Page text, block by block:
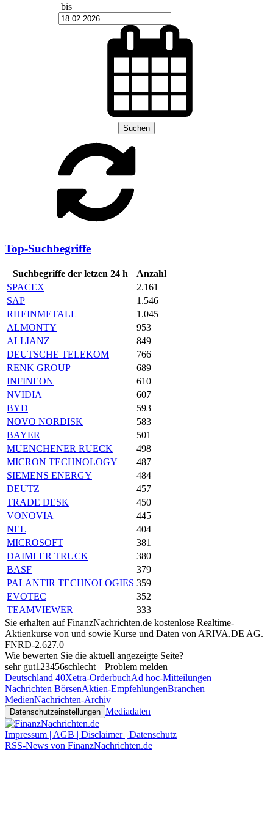
bis
Suchen
Top-Suchbegriffe
Suchbegriffe der letzen 24 h
Anzahl
SPACEX
2.161
SAP
1.546
RHEINMETALL
1.045
ALMONTY
953
ALLIANZ
849
DEUTSCHE TELEKOM
766
RENK GROUP
689
INFINEON
610
NVIDIA
607
BYD
593
NOVO NORDISK
583
BAYER
501
MUENCHENER RUECK
498
MICRON TECHNOLOGY
487
SIEMENS ENERGY
484
DEUTZ
457
TRADE DESK
450
VONOVIA
445
NEL
404
MICROSOFT
381
DAIMLER TRUCK
380
BASF
379
PALANTIR TECHNOLOGIES 359
EVOTEC
352
TEAMVIEWER
333
Sie erhalten auf FinanzNachrichten.de kostenlose Realtime-
Aktienkurse von und sowie Kurse und Daten von ARIVA.DE AG.
FNRD-2.627.0
Wie bewerten Sie die aktuell angezeigte Seite?
sehr gut1 23456schlecht
Problem melden
Deutschland 40Xetra-OrderbuchAd hoc-Mitteilungen
Nachrichten BörsenAktien-EmpfehlungenBranchen
MedienNachrichten-Archiv
Datenschutzeinstellungen Mediadaten
Impressum | AGB | Disclaimer | Datenschutz
RSS-News von FinanzNachrichten.de